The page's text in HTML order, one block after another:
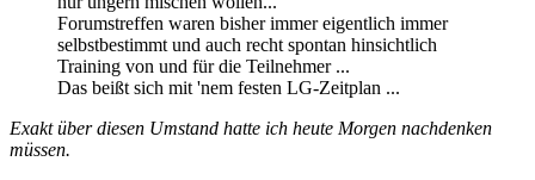
Forumstreffen waren bisher immer eigentlich immer
selbstbestimmt und auch recht spontan hinsichtlich
Training von und für die Teilnehmer ...
Das beißt sich mit 'nem festen LG-Zeitplan ...
Exakt über diesen Umstand hatte ich heute Morgen nachdenken
müssen.